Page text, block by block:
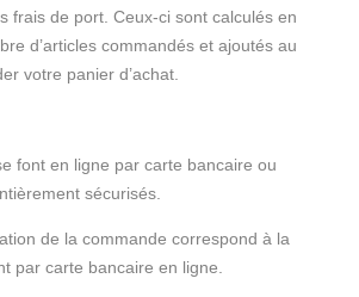
frais de port. Ceux-ci sont calculés en
d’articles commandés et ajoutés au
votre panier d’achat.
font en ligne par carte bancaire ou
sécurisés.
de la commande correspond à la
par carte bancaire en ligne.